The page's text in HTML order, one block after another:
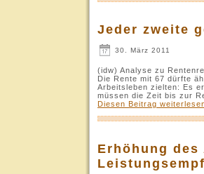
Jeder zweite
30. März 2011
(idw) Analyse zu
Die Rente mit 67 dürfte
Arbeitsleben zielten: Es
müssen die Zeit bis zur
Diesen Beitrag
Erhöhung